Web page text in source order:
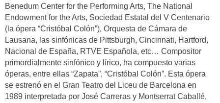
Benedum Center for the Performing Arts, The National
Endowment for the Arts, Sociedad Estatal del V Centenario
(la ópera “Cristóbal Colón”), Orquesta de Cámara de
Lausana, las sinfónicas de Pittsburgh, Cincinnati, Hartford,
Nacional de España, RTVE Española, etc… Compositor
primordialmente sinfónico y lírico, ha compuesto varias
óperas, entre ellas “Zapata”, “Cristóbal Colón”. Esta ópera
se estrenó en el Gran Teatro del Liceu de Barcelona en
1989 interpretada por José Carreras y Montserrat Caballé,